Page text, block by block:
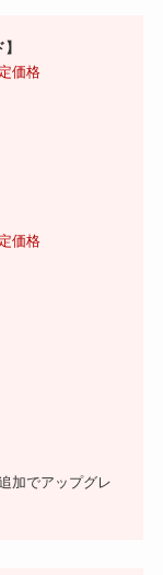
価格
価格
加でアップグレ